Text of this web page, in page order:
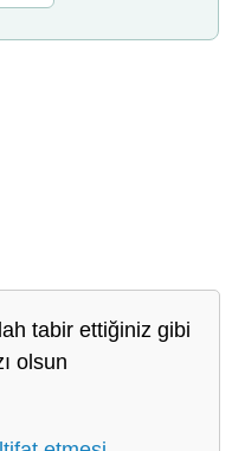
tabir ettiğiniz gibi
olsun